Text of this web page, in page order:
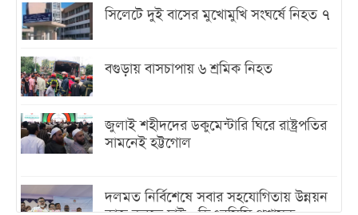
সিলেটে দুই বাসের মুখোমুখি সংঘর্ষে নিহত ৭
বগুড়ায় বাসচাপায় ৬ শ্রমিক নিহত
জুলাই শহীদদের ডকুমেন্টারি ঘিরে রাষ্ট্রপতির
সামনেই হট্টগোল
দলমত নির্বিশেষে সবার সহযোগিতায় উন্নয়ন